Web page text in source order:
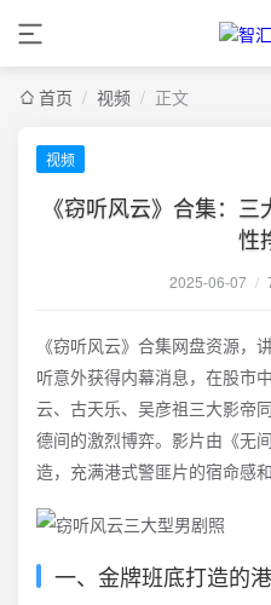
首页 / 视频 / 正文
视频
《窃听风云》合集：
性
2025-06-07 /
《窃听风云》合集网盘资源，
听意外获得内幕消息，在股市
云、古天乐、吴彦祖三大影帝
德间的激烈博弈。影片由《无
造，充满港式警匪片的宿命感
一、金牌班底打造的